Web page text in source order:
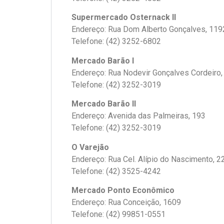
Supermercado Osternack II
Endereço: Rua Dom Alberto Gonçalves,
Telefone: (42) 3252-6802
Mercado Barão I
Endereço: Rua Nodevir Gonçalves
Telefone: (42) 3252-3019
Mercado Barão II
Endereço: Avenida das Palmeiras, 193
Telefone: (42) 3252-3019
O Varejão
Endereço: Rua Cel. Alípio do Nascimento,
Telefone: (42) 3525-4242
Mercado Ponto Econômico
Endereço: Rua Conceição, 1609
Telefone: (42) 99851-0551